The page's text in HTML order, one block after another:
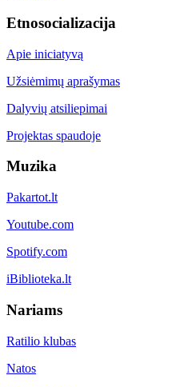
Etnosocializacija
Apie iniciatyvą
Užsiėmimų aprašymas
Dalyvių atsiliepimai
Projektas spaudoje
Muzika
Pakartot.lt
Youtube.com
Spotify.com
iBiblioteka.lt
Nariams
Ratilio klubas
Natos